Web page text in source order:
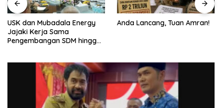
USK dan Mubadala Energy
Jajaki Kerja Sama
Pengembangan SDM hingga
Anda Lancang, Tuan Amran!